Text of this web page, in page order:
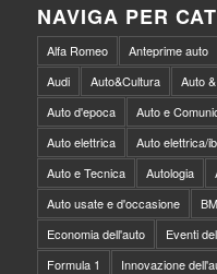
NAVIGA PER
Alfa Romeo Anteprime auto
Audi
Auto&Cultura Auto
Auto d'epoca
Auto e
Auto elettrica
Auto elettrica/
Auto e Tecnica
Autologia
Auto usate e d'occasione
Economia dell'auto
Eventi
Formula 1
Innovazione